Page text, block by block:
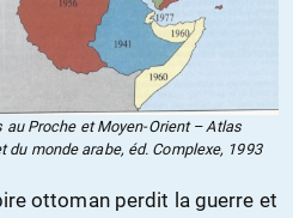
Proche et Moyen-Orient – Atlas
du monde arabe, éd. Complexe, 1993
ottoman perdit la guerre et